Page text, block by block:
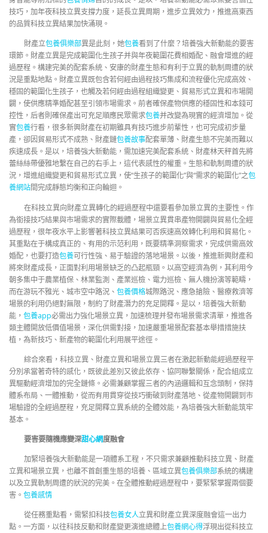
技巧，加年夜科技立異支撐力度，延長立異周期，進步立異效力，推進高東西
的品質科技立異結果加快涌現。
財產立包養俱樂部異是此刻，她包養看到了什麼？培養強大新動能的要害
環節。財產立異是完成範圍化生孩子并與年夜範圍花費相婚配、融會增進的經
過歷程。構建完美的配套系統、安康的財產生態和有利于立異的軌制周遭的狀
況是重點地點。財產立異既包含若何經由過程技巧集成和流程優化完成高效、
穩固的範圍化生孩子，也觸及若何經由過程組織變更、貿易形式立異和市場開
闢，使供應精準婚配甚至引領市場需求。前者確保產物供應的穩固性和本錢可
控性，后者則確保產出可充足順應民眾需求包養并改變為現實的經濟增加。從
實包養行看，很多新興財產在初期雖具有技巧進步前輩性，也可完成初步量
產，卻因貿易形式不成熟、財產鏈包養故事配套單薄、財產生態不完美而難以
疾速成長。是以，培養強大新動能，需加速完美配套系統、財產林天秤首先將
蕾絲絲帶優雅地繫在自己的右手上，這代表感性的權重。生態和軌制周遭的狀
況，增進組織變更和貿易形式立異，使“生孩子的範圍化”與“需求的範圍化”之包
養網站間完成靜態均衡和正向輪迴。
在科技立異向財產立異轉化的經過歷程中還要看參加景立異的主要性。作
為銜接技巧結果與市場需求的實際載體，場景立異貫串產物開闢與貿易化全經
過歷程，很年夜水平上影響著科技立異結果可否疾速高效轉化利用和貿易化。
其重點在于構成真正的、有用的示范利用，既要精準洞察需求，完成供需高效
婚配，也要打造包養可行性強、易于驗證的落地場景。以後，推進新興財產和
將來財產成長，正面對利用場景缺乏的凸起瓶頸。以高空經濟為例，其利用今
朝多集中于農業植保、林業監測、產業巡檢、電力巡檢、無人機扮演等範疇，
而在游玩不雅光、城市空中路況、 包養價格城際路況、應急搶險、醫療救濟等
場景的利用仍絕對無限，制約了財產潛力的充足開釋。是以，培養強大新動
能， 包養app必需出力強化場景立異，加速梳理并發布場景需求清單，推進各
類主體開放低價值場景，深化供需對接，加速嚴重場景配套基本舉措措施扶
植，為新技巧、新產物的範圍化利用展平途徑。
綜合來看，科技立異、財產立異和場景立異三者在激起新動能經過歷程平
分別承當著奇特的感化，既彼此差別又彼此依存、協同聯繫關係，配合組成立
異驅動經濟增加的完全鏈條。必需兼顧掌握三者的內涵邏輯和互念頭制，保持
體系布局、一體推動，從而有用貫穿從技巧衝破到財產落地、從產物開闢到市
場驗證的全經過歷程，充足開釋立異系統的全體效能，為培養強大新動能筑牢
基本。
要害要隨機應變深甜心網度融會
加緊培養強大新動能是一項體系工程，不只需求兼顧推動科技立異、財產
立異和場景立異，也離不首創重生態的培養、區域立異包養俱樂部系統的構建
以及立異軌制周遭的狀況的完美。在全體推動經過歷程中，要緊緊掌握兩個要
害。 包養感情
從任務重點看，需緊扣科技包養女人立異和財產立異深度融會這一出力
點。一方面，以往科技反動和財產變更演進總體上包養網心得浮現出從科技立